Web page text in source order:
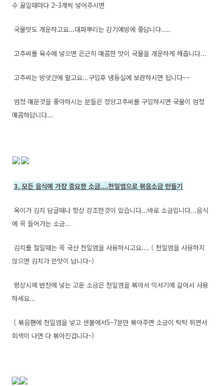
수 끓일때마다 2~3개씩 넣어주시면
국물맛도 개운하고요...대파뿌리는 감기예방에 좋답니다.....
고추씨를 육수에 넣으면 은근히 매콤한 맛이 국물을 개운하게 해줍니다...
고추씨는 방앗간에 팔고요...구입후 냉동실에 보관하시면 됩니다~~
엄청 매운것을 좋아하시는 분들은 청양고추씨를 구입하시면 국물이 엄청
매콤하답니다...
3. 모든 음식에 가장 중요한 소금....천일염으로 볶음소금 만들기
옥이가 김치 담글때나 항상 강조한것이 있습니다...바로 소금입니다...음식
에 꼭 들어가는 소금...
김치를 절일때는 꼭 국산 천일염을 사용하시고요.... ( 천일염을 사용하지
않으면 김치가 쓴맛이 납니다~)
평상시에 반찬에 넣는 고운 소금은 천일염을 볶아서 믹서기에 갈아서 사용
하세요...
( 볶음팬에 천일염을 넣고 센불에서5~7분만 볶아주면 소금이 탁탁 튀면서
회색이 나면 다 볶아진겁니다~)